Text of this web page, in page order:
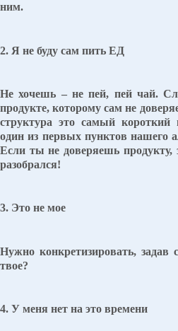
ним.
2. Я не буду сам пить ЕД
Не хочешь – не пей, пей чай.
продукте, которому сам не
структура это самый
один из первых пунктов нашего
Если ты не доверяешь продукту,
разобрался!
3. Это не мое
Нужно конкретизировать,
твое?
4. У меня нет на это времени